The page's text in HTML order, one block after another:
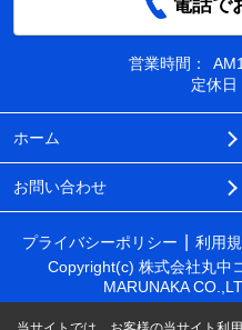
営業時間：
定休日
ホーム
お問い合わせ
プライバシーポリシー 利用
Copyright(c) 株式会社丸中
MARUNAKA